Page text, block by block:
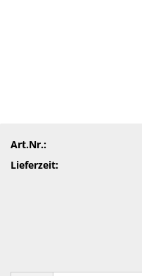
Art.Nr.:
Lieferzeit: